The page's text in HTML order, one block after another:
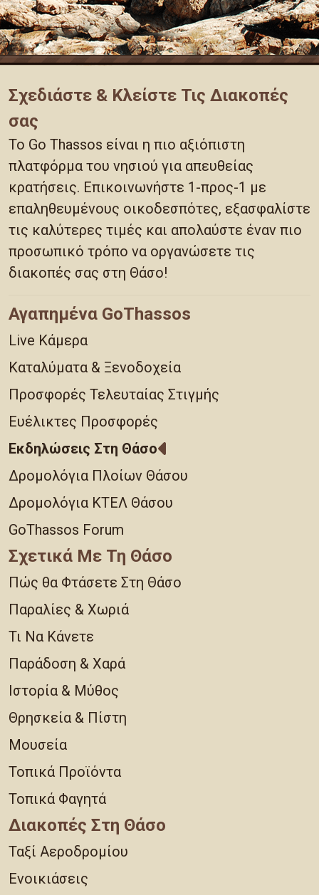
Σχεδιάστε & Κλείστε Τις Διακοπές
σας
Το Go Thassos είναι η πιο αξιόπιστη
πλατφόρμα του νησιού για απευθείας
κρατήσεις. Επικοινωνήστε 1-προς-1 με
επαληθευμένους οικοδεσπότες, εξασφαλίστε
τις καλύτερες τιμές και απολαύστε έναν πιο
προσωπικό τρόπο να οργανώσετε τις
διακοπές σας στη Θάσο!
Αγαπημένα GoThassos
Live Κάμερα
Καταλύματα & Ξενοδοχεία
Προσφορές Τελευταίας Στιγμής
Ευέλικτες Προσφορές
Εκδηλώσεις Στη Θάσο
Δρομολόγια Πλοίων Θάσου
Δρομολόγια ΚΤΕΛ Θάσου
GoThassos Forum
Σχετικά Με Τη Θάσο
Πώς θα Φτάσετε Στη Θάσο
Παραλίες & Χωριά
Τι Να Κάνετε
Παράδοση & Χαρά
Ιστορία & Μύθος
Θρησκεία & Πίστη
Μουσεία
Τοπικά Προϊόντα
Τοπικά Φαγητά
Διακοπές Στη Θάσο
Ταξί Αεροδρομίου
Ενοικιάσεις